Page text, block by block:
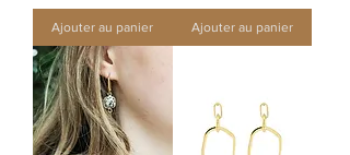
Ajouter au panier Ajouter au panier